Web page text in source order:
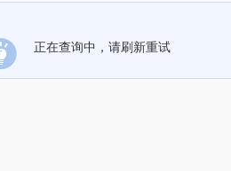
正在查询中，请刷新重试